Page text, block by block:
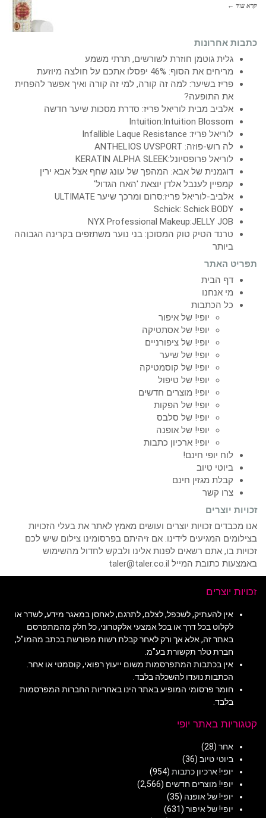
קרא עוד ←
כתבות אחרונות
גלית גוטמן חוזרת לשורשים, תרתי משמע
מריחים את הסוף: 46% יפסלו אתכם על חולצה מיוזעת
פריז בשיער: למה זה קורה, למי זה קורה ואיך אפשר להפחית
את התופעה?
אלביב מבית לוריאל פריז: סדרת מסכות שיער חדשה
Intuition:Intuition Blossom
לוריאל פריז: Infallible Laque Resistance
לה רוש-פוזה: ANTHELIOS UVSPORT
לוריאל פרופסיונל:KERATIN ALPHA SLEEK
דוגמנית של אבא: המהפך של עונג שחף אצל אבא ירין
קמפיין לענבל אלדן יוצאת 'האח הגדול'
אלביב-לוריאל פריז:סרום ומרכך שיער ULTIMATE
Schick: Schick BODY
NYX Professional Makeup:JELLY JOB
טרנד הטיק טוק המסוכן: בני נוער משתזפים בקרינה הגבוהה
ביותר
תפריט האתר
דף הבית
מי אנחנו
כל הכתבות
יופי! של איפור
יופי! של אסתטיקה
יופי! של ציפורניים
יופי! של שיער
יופי! של קוסמטיקה
יופי! של טיפול
יופי! מוצרים חדשים
יופי! של הפקות
יופי! של סלבס
יופי! של אופנה
יופי! ארכיון כתבות
לוח יופי חינם!
ביוטי טיוב
קבלת מגזין חינם
צרו קשר
זכויות יוצרים
אנו מכבדים זכויות יוצרים ועושים מאמץ לאתר את בעלי הזכויות
בצילומים המגיעים לידינו. אם זיהיתם בפרסומינו צילום שיש לכם
זכויות בו, אתם רשאים לפנות אלינו ולבקש לחדול מהשימוש
באמצעות כתובת המייל taler@taler.co.il
זכויות יוצרים
אין להעתיק, לשכפל, לצלם, לתרגם, לאחסן במאגר מידע, לשדר או
לקלוט בכל דרך או בכל אמצעי אלקטרוני, כל חלק מהמתפרסם
באתר זה, אלא אך ורק לאחר קבלת רשות מפורשת בכתב מהמו"ל,
חברת טלר תקשורת בע"מ.
אין בכתבות המתפרסמות משום ייעוץ רפואי, קוסמטי או אחר.
הכתבות נועדו להשכלה בלבד.
חומר פרסומי המופיע באתר הינו באחריות החברות המפרסמות
בלבד.
קטגוריות באתר יופי
אחר (28)
ביוטי טיוב (36)
יופי! ארכיון כתבות (954)
יופי! מוצרים חדשים (2,566)
יופי! של אופנה (35)
יופי! של איפור (631)